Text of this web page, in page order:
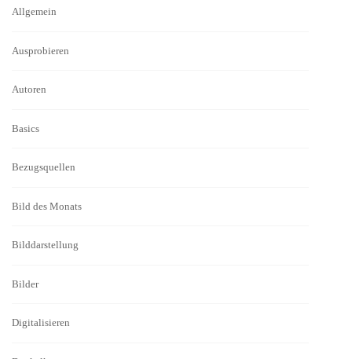
Allgemein
Ausprobieren
Autoren
Basics
Bezugsquellen
Bild des Monats
Bilddarstellung
Bilder
Digitalisieren